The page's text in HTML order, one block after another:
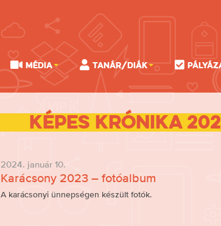
Média Tanár/Diák
Képes Krónika
2024. január 10.
Karácsony 2023 – fotóalbum
A karácsonyi ünnepségen készült fotók.